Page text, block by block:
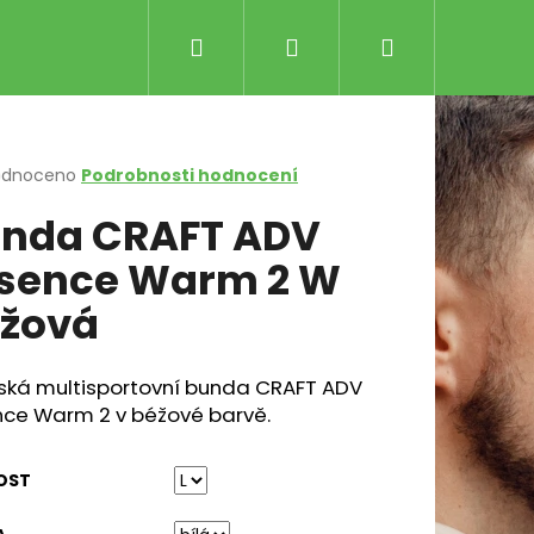
Přihlášení
košík
Podrobnosti hodnocení
CRAFT ADV
Warm 2 W
multisportovní bunda CRAFT ADV
Warm 2 v béžové barvě.
Následující
RŮŽOVO-ČERNÉ